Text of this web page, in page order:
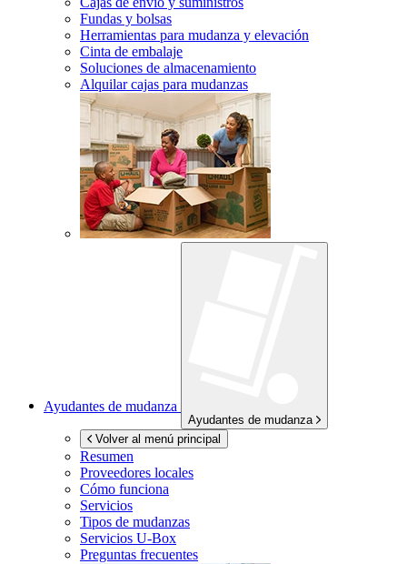
Fundas y bolsas
Herramientas para mudanza y elevación
Cinta de embalaje
Soluciones de almacenamiento
Alquilar cajas para mudanzas
Ayudantes de mudanza
Ayudantes de mudanza
Volver al menú principal
Resumen
Proveedores locales
Cómo funciona
Servicios
Tipos de mudanzas
Servicios U-Box
Preguntas frecuentes